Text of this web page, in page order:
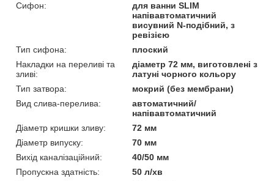
Сифон:
для ванни SLIM
напівавтоматичний
висувний N-подібний, з
ревізією
Тип сифона:
плоский
Накладки на переливі та
зливі:
діаметр 72 мм, виготовлені з
латуні чорного кольору
Тип затвора:
мокрий (без мембрани)
Вид слива-перелива:
автоматичний/
напівавтоматичний
Діаметр кришки зливу:
72 мм
Діаметр випуску:
70 мм
Вихід каналізаційний:
40/50 мм
Пропускна здатність:
50 л/хв